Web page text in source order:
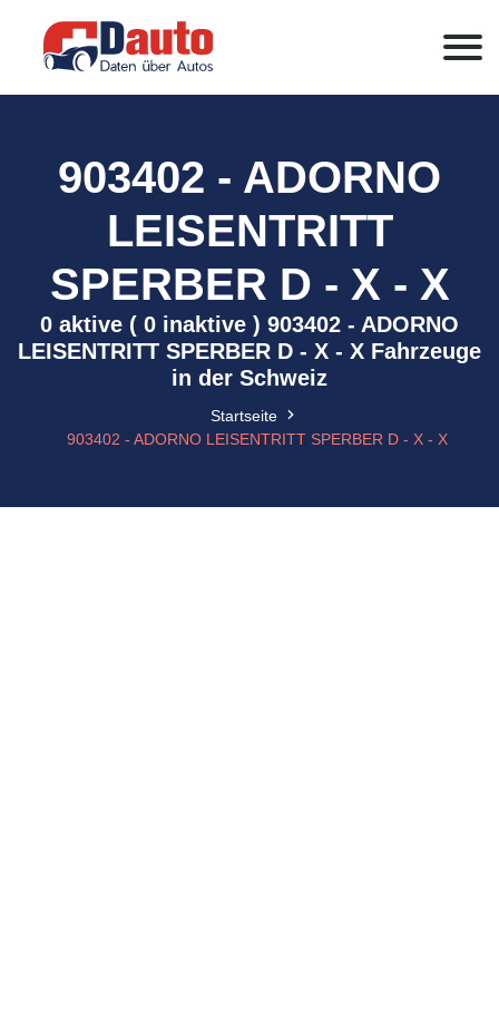
903402 - ADORNO
LEISENTRITT
SPERBER D - X - X
0 aktive ( 0 inaktive ) 903402 - ADORNO
LEISENTRITT SPERBER D - X - X Fahrzeuge
in der Schweiz
Startseite
903402 - ADORNO LEISENTRITT SPERBER D - X - X